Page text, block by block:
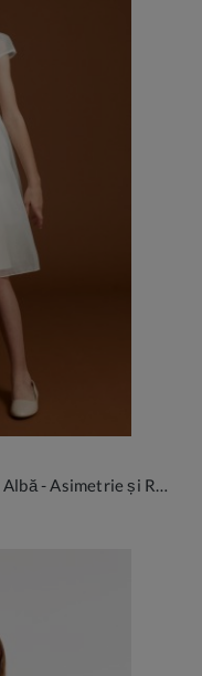
Rochie elegantă pentru fete Sienna Albă - Asimetrie și Rafinament